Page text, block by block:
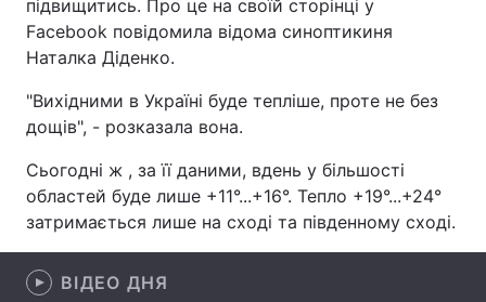
Україна Політика
Економіка
Спорт Наука
Зброя Інциденти
Цікавинки
підвищитись. Про це на своїй сторінці у
Facebook повідомила відома синоптикиня
Наталка Діденко.
"Вихідними в Україні буде тепліше, проте не без
дощів", - розказала вона.
Сьогодні ж , за її даними, вдень у більшості
областей буде лише +11°...+16°. Тепло +19°...+24°
затримається лише на сході та південному сході.
ВІДЕО ДНЯ